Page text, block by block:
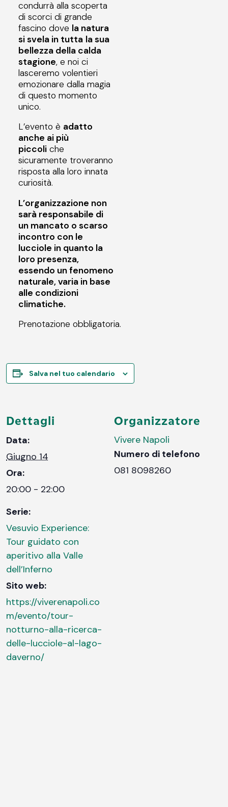
condurrà alla scoperta
di scorci di grande
fascino dove la natura
si svela in tutta la sua
bellezza della calda
stagione, e noi ci
lasceremo volentieri
emozionare dalla magia
di questo momento
unico.
L’evento è adatto
anche ai più
piccoli che
sicuramente troveranno
risposta alla loro innata
curiosità.
L’organizzazione non
sarà responsabile di
un mancato o scarso
incontro con le
lucciole in quanto la
loro presenza,
essendo un fenomeno
naturale, varia in base
alle condizioni
climatiche.
Prenotazione obbligatoria.
Salva nel tuo calendario
Dettagli
Data:
Giugno 14
Ora:
20:00 - 22:00
Serie:
Vesuvio Experience:
Tour guidato con
aperitivo alla Valle
dell’Inferno
Sito web:
https://viverenapoli.co
m/evento/tour-
notturno-alla-ricerca-
delle-lucciole-al-lago-
daverno/
Organizzatore
Vivere Napoli
Numero di telefono
081 8098260